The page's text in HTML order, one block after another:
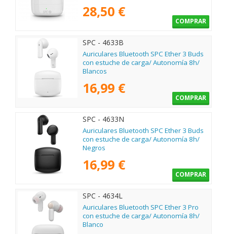
28,50 €
COMPRAR
SPC - 4633B
Auriculares Bluetooth SPC Ether 3 Buds
con estuche de carga/ Autonomía 8h/
Blancos
16,99 €
COMPRAR
SPC - 4633N
Auriculares Bluetooth SPC Ether 3 Buds
con estuche de carga/ Autonomía 8h/
Negros
16,99 €
COMPRAR
SPC - 4634L
Auriculares Bluetooth SPC Ether 3 Pro
con estuche de carga/ Autonomía 8h/
Blanco